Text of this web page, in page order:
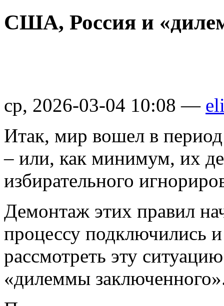
США, Россия и
ср, 2026-03-04 10:08 —
Итак, мир вошел в
– или, как минимум, их
избирательного
Демонтаж этих правил
процессу
рассмотреть эту
«дилеммы